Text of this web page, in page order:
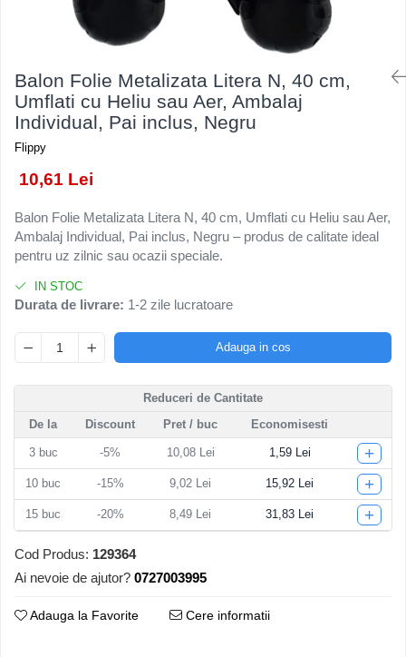
Ustensile pentru Bucătărie
Veselă pentru Masă
Accesorii Ingrijire Casa
Cutii depozitare
Diverse Casa
Lumanari
Maturi, Perii, Mopuri si Galeti
Perne Voiaj, Paturi si Textile
Produse ingrijire incaltaminte
Radiatoare si Seminee electrice
Steaguri
Tapet 3D Autoadeziv
Umidificatoare
Articole pentru Gradina si Bricolaj
Articole pentru Iluminat
Corpuri de iluminat
Lampi de veghe
Pelerine, Umbrele si Accesorii
Videoproiectoare
Baloane Latex
Baloane si Accesorii Absolvire
Banda adeziva
Confetti
Costume si Deghizare
Fete Masa si Perdele Franjurate
Pompe Baloane
Seturi si Arcade Baloane
Tematica Nunta
Iluminat Festiv
Instalatii de Craciun
Liniar / Sir
Ornamente Brad
Suport Decorativ Lumanare
Kendama Rubber Grip V3 Cupe
Kendama Super Sticky V2 Cupe
Mari
Balon Folie Metalizata Litera N, 40 cm,
Umflati cu Heliu sau Aer, Ambalaj
Individual, Pai inclus, Negru
Flippy
10,61 Lei
Balon Folie Metalizata Litera N, 40 cm, Umflati cu Heliu sau Aer,
Ambalaj Individual, Pai inclus, Negru – produs de calitate ideal
pentru uz zilnic sau ocazii speciale.
IN STOC
Durata de livrare: 1-2 zile lucratoare
Adauga in cos
Reduceri de Cantitate
De la
Discount Pret / buc Economisesti
3buc -5% 10,08 Lei 1,59 Lei +
10 buc -15% 9,02 Lei 15,92 Lei +
15 buc -20% 8,49 Lei 31,83 Lei +
Cod Produs: 129364
Ai nevoie de ajutor? 0727003995
Adauga la Favorite Cere informatii